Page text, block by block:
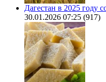
Дагестан в 2025 году
30.01.2026 07:25 (917)